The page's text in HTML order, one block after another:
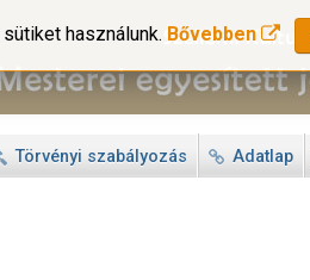
Törvényi szabályozás Adatlap
használunk. Bővebben